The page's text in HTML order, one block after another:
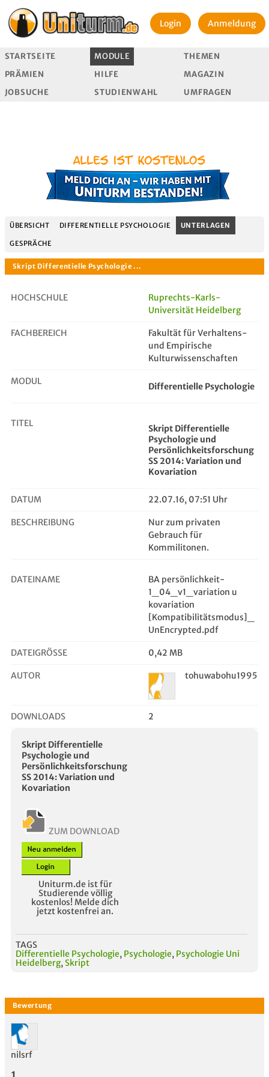
Login Anmeldung
STARTSEITE MODULE
THEMEN
PRÄMIEN
HILFE
MAGAZIN
JOBSUCHE
STUDIENWAHL UMFRAGEN
ÜBERSICHT DIFFERENTIELLE PSYCHOLOGIE UNTERLAGEN
GESPRÄCHE
Skript Differentielle Psychologie ...
HOCHSCHULE
Ruprechts-Karls-
Universität Heidelberg
FACHBEREICH
Fakultät für Verhaltens-
und Empirische
Kulturwissenschaften
MODUL Differentielle Psychologie
TITEL
Skript Differentielle
Psychologie und
Persönlichkeitsforschung
SS 2014: Variation und
Kovariation
DATUM 22.07.16, 07:51 Uhr
BESCHREIBUNG
Nur zum privaten
Gebrauch für
Kommilitonen.
DATEINAME
BA persönlichkeit-
1_04_v1_variation u
kovariation
[Kompatibilitätsmodus]_
UnEncrypted.pdf
DATEIGRÖSSE 0,42 MB
AUTOR tohuwabohu1995
DOWNLOADS 2
Skript Differentielle
Psychologie und
Persönlichkeitsforschung
SS 2014: Variation und
Kovariation
ZUM DOWNLOAD
Uniturm.de ist für
Studierende völlig
kostenlos! Melde dich
jetzt kostenfrei an.
TAGS
Differentielle Psychologie, Psychologie, Psychologie Uni
Heidelberg, Skript
nilsrf